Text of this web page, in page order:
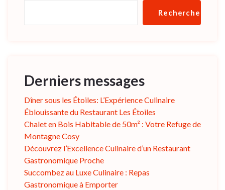
Rechercher
Derniers messages
Dîner sous les Étoiles: L’Expérience Culinaire
Éblouissante du Restaurant Les Étoiles
Chalet en Bois Habitable de 50m² : Votre Refuge de
Montagne Cosy
Découvrez l’Excellence Culinaire d’un Restaurant
Gastronomique Proche
Succombez au Luxe Culinaire : Repas
Gastronomique à Emporter